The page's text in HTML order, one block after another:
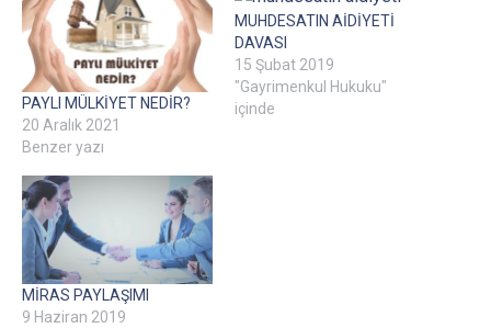
PAYLI MÜLKİYET NEDİR?
20 Aralık 2021
Benzer yazı
MUHDESATIN AİDİYETİ
DAVASI
15 Şubat 2019
"Gayrimenkul Hukuku"
içinde
MİRAS PAYLAŞIMI
9 Haziran 2019